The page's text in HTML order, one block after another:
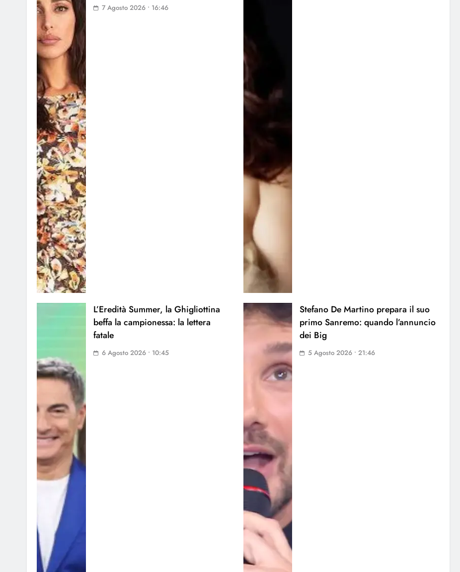
7 Agosto 2026 • 16:46
L’Eredità Summer, la Ghigliottina
beffa la campionessa: la lettera
fatale
6 Agosto 2026 • 10:45
Stefano De Martino prepara il suo
primo Sanremo: quando l’annuncio
dei Big
5 Agosto 2026 • 21:46